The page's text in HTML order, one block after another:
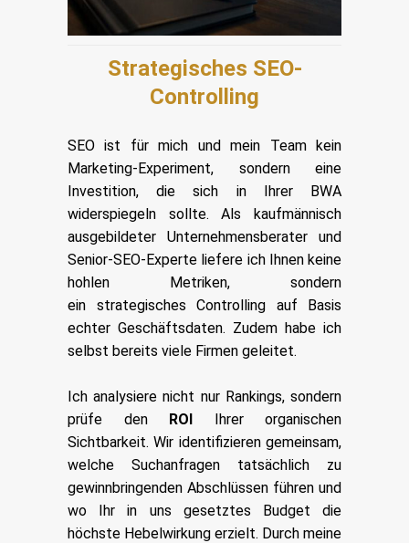
Strategisches SEO-
Controlling
SEO ist für mich und mein Team kein
Marketing-Experiment, sondern eine
Investition, die sich in Ihrer BWA
widerspiegeln sollte. Als kaufmännisch
ausgebildeter Unternehmensberater und
Senior-SEO-Experte liefere ich Ihnen keine
hohlen Metriken, sondern
ein
strategisches Controlling auf Basis
echter Geschäftsdaten. Zudem habe ich
selbst bereits viele Firmen geleitet.
Ich analysiere nicht nur Rankings, sondern
prüfe den
ROI Ihrer organischen
Sichtbarkeit. Wir identifizieren gemeinsam,
welche Suchanfragen tatsächlich zu
gewinnbringenden Abschlüssen führen und
wo Ihr in uns gesetztes Budget die
höchste Hebelwirkung erzielt. Durch meine